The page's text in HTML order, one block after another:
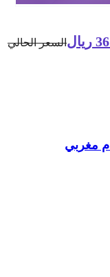
السعر الحالي